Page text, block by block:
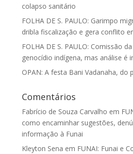
colapso sanitário
FOLHA DE S. PAULO: Garimpo
dribla fiscalização e gera conflito
FOLHA DE S. PAULO: Comissão
genocídio indígena, mas análise é
OPAN: A festa Bani Vadanaha, do
Comentários
Fabrício de Souza Carvalho em
como encaminhar sugestões,
informação à Funai
Kleyton Sena em FUNAI: Funai e